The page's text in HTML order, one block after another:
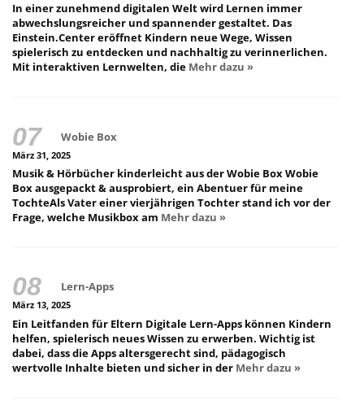
In einer zunehmend digitalen Welt wird Lernen immer
abwechslungsreicher und spannender gestaltet. Das
Einstein.Center eröffnet Kindern neue Wege, Wissen
spielerisch zu entdecken und nachhaltig zu verinnerlichen.
Mit interaktiven Lernwelten, die Mehr dazu »
Wobie Box
März 31, 2025
Musik & Hörbücher kinderleicht aus der Wobie Box Wobie
Box ausgepackt & ausprobiert, ein Abentuer für meine
TochteAls Vater einer vierjährigen Tochter stand ich vor der
Frage, welche Musikbox am Mehr dazu »
Lern-Apps
März 13, 2025
Ein Leitfanden für Eltern Digitale Lern-Apps können Kindern
helfen, spielerisch neues Wissen zu erwerben. Wichtig ist
dabei, dass die Apps altersgerecht sind, pädagogisch
wertvolle Inhalte bieten und sicher in der Mehr dazu »